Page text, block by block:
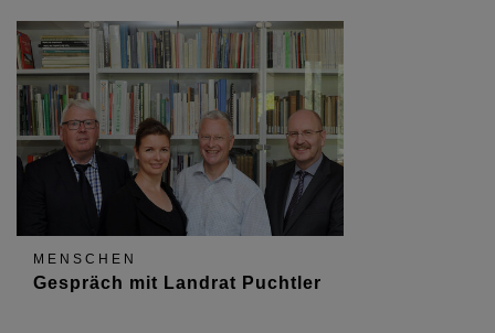
MENSCHEN
Gespräch mit Landrat Puchtler